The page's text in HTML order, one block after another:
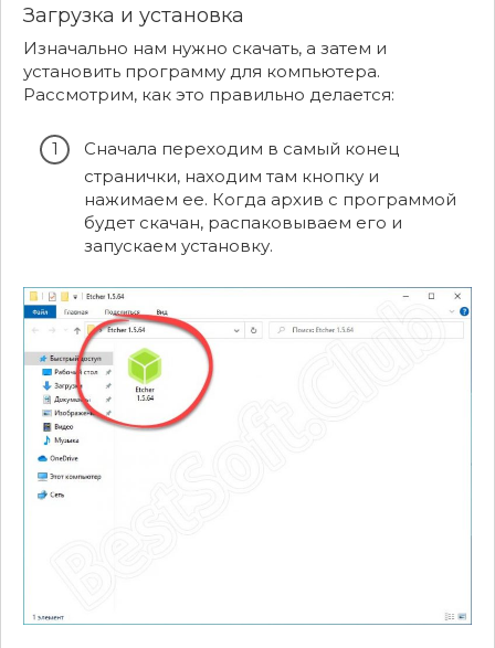
Загрузка и установка
Изначально нам нужно скачать, а затем и
установить программу для компьютера.
Рассмотрим, как это правильно делается:
Сначала переходим в самый конец
странички, находим там кнопку и
нажимаем ее. Когда архив с программой
будет скачан, распаковываем его и
запускаем установку.